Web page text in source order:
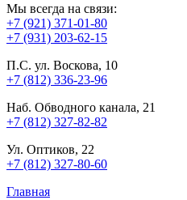
Мы всегда на связи:
+7 (921) 371-01-80
+7 (931) 203-62-15
П.С. ул. Воскова, 10
+7 (812) 336-23-96
Наб. Обводного канала, 21
+7 (812) 327-82-82
Ул. Оптиков, 22
+7 (812) 327-80-60
Главная